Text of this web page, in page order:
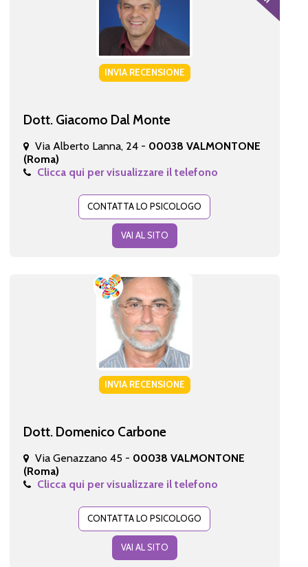
INVIA RECENSIONE
Dott. Giacomo Dal Monte
Via Alberto Lanna, 24 - 00038 VALMONTONE
(Roma)
Clicca qui per visualizzare il telefono
CONTATTA LO PSICOLOGO
VAI AL SITO
INVIA RECENSIONE
Dott. Domenico Carbone
Via Genazzano 45 - 00038 VALMONTONE
(Roma)
Clicca qui per visualizzare il telefono
CONTATTA LO PSICOLOGO
VAI AL SITO